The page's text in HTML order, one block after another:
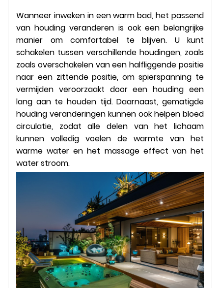
Wanneer inweken in een warm bad, het passend
van houding veranderen is ook een belangrijke
manier om comfortabel te blijven. U kunt
schakelen tussen verschillende houdingen, zoals
zoals overschakelen van een halfliggende positie
naar een zittende positie, om spierspanning te
vermijden veroorzaakt door een houding een
lang aan te houden tijd. Daarnaast, gematigde
houding veranderingen kunnen ook helpen bloed
circulatie, zodat alle delen van het lichaam
kunnen volledig voelen de warmte van het
warme water en het massage effect van het
water stroom.